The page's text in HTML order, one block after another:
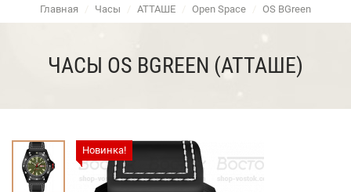
Главная / Часы / АТТАШЕ / Open Space / OS BGreen
ЧАСЫ OS BGREEN (АТТАШЕ)
Новинка!